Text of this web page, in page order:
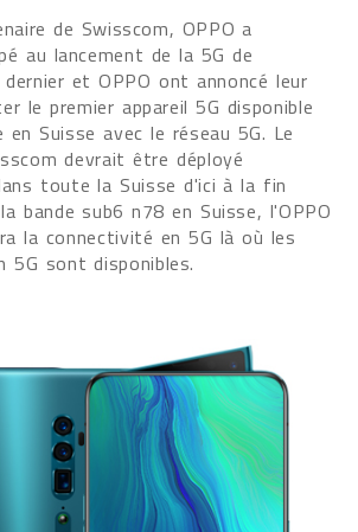
de Swisscom, OPPO a
au lancement de la 5G de
et OPPO ont annoncé leur
le premier appareil 5G disponible
en Suisse avec le réseau 5G. Le
devrait être déployé
toute la Suisse d'ici à la fin
bande sub6 n78 en Suisse, l'OPPO
la connectivité en 5G là où les
5G sont disponibles.